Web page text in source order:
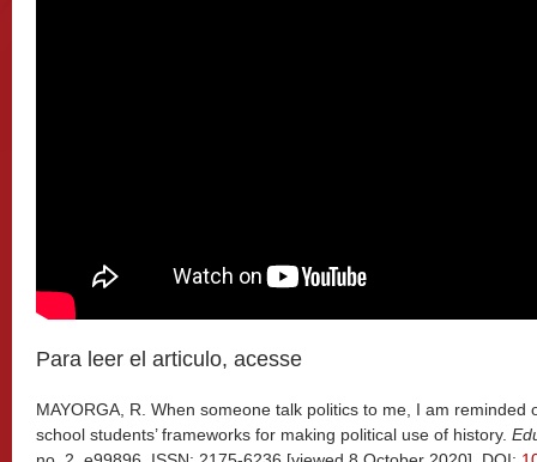
Para leer el articulo, acesse
MAYORGA, R. When someone talk politics to me, I am reminded
school students’ frameworks for making political use of history.